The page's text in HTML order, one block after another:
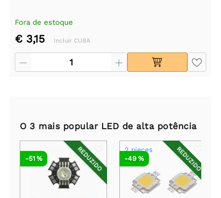
Fora de estoque
€ 3,15 Incluir CUBA
O 3 mais popular LED de alta potência
REDUZIDO
-51 % REDUZIDO
2 pieces
-49 %